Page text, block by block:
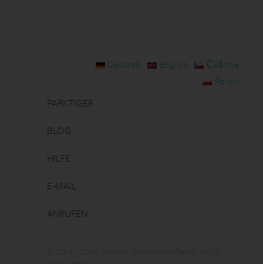
Deutsch English
Čeština
Polish
PARKTIGER
BLOG
HILFE
E-MAIL
ANRUFEN